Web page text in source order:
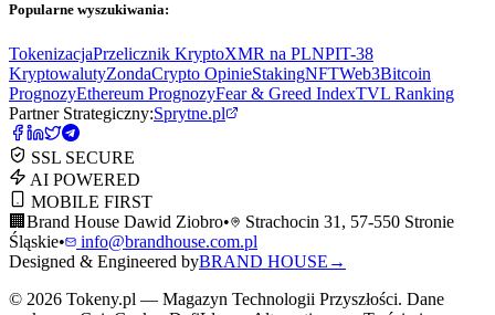
Popularne wyszukiwania:
TokenizacjaPrzelicznik KryptoXMR na PLNPIT-38
KryptowalutyZondaCrypto OpinieStakingNFTWeb3Bitcoin
PrognozyEthereum PrognozyFear & Greed IndexTVL Ranking
Partner Strategiczny:Sprytne.pl
SSL SECURE
AI POWERED
MOBILE FIRST
🏢 Brand House Dawid Ziobro•
Strachocin 31, 57-550 Stronie
Śląskie•
info@brandhouse.com.pl
Designed & Engineered byBRAND HOUSE →
© 2026 Tokeny.pl — Magazyn Technologii Przyszłości. Dane